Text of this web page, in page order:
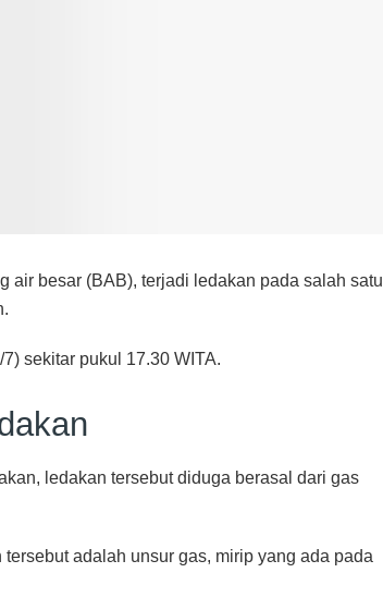
air besar (BAB), terjadi ledakan pada salah satu
sekitar pukul 17.30 WITA.
ledakan tersebut diduga berasal dari gas
adalah unsur gas, mirip yang ada pada